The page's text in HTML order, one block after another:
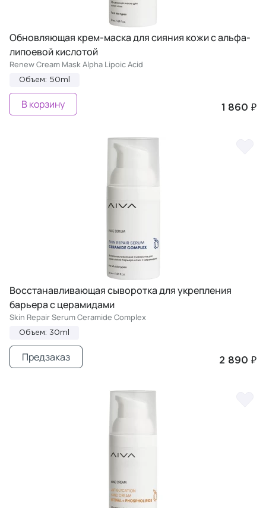
Обновляющая крем-маска для сияния кожи с альфа-
липоевой кислотой
Renew Cream Mask Alpha Lipoic Acid
Объем: 50ml
1 860 ₽
В корзину
Восстанавливающая сыворотка для укрепления
барьера с церамидами
Skin Repair Serum Ceramide Complex
Объем: 30ml
2 890 ₽
Предзаказ